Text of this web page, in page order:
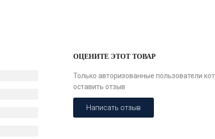
ОЦЕНИТЕ ЭТОТ ТОВАР
Только авторизованные пользователи
оставить отзыв
Написать отзыв